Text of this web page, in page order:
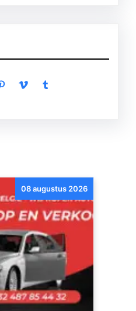
Vimeo Tumblr
08 augustus 2026